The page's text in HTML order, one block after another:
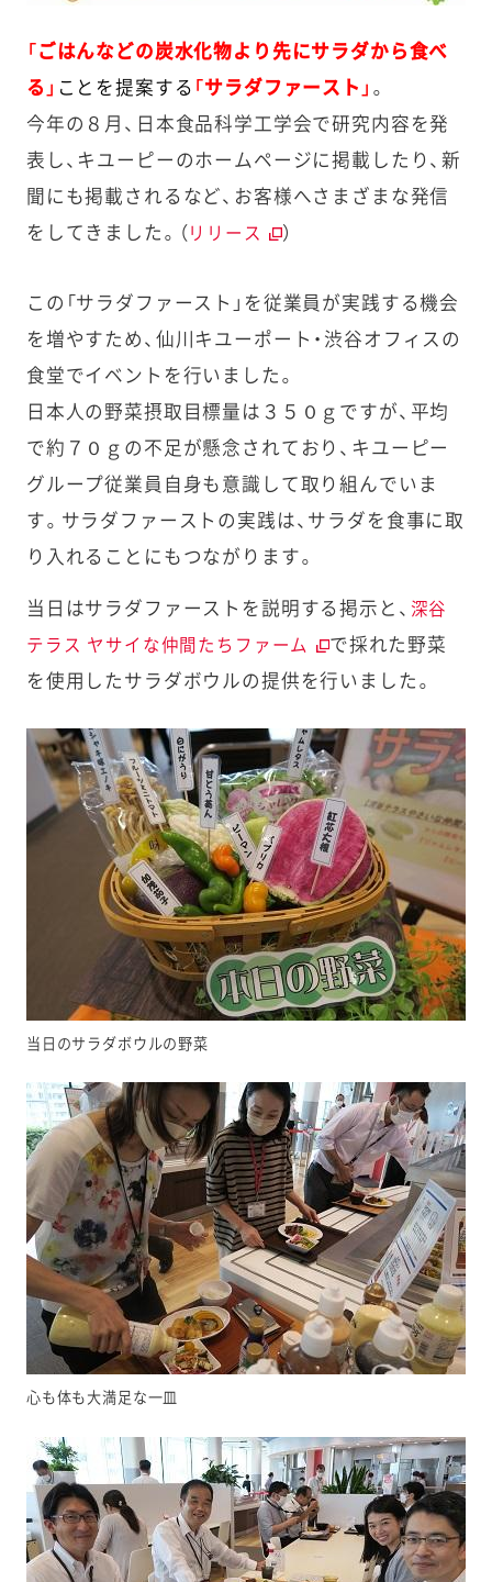
「ごはんなどの炭水化物より先にサラダから食べ
る」 ことを提案する 「サラダファースト」 。
今年の８月、日本食品科学工学会で研究内容を発
表し、キユーピーのホームページに掲載したり、新
聞にも掲載されるなど、お客様へさまざまな発信
をしてきました。（リリース ）
この「サラダファースト」を従業員が実践する機会
を増やすため、仙川キユーポート・渋谷オフィスの
食堂でイベントを行いました。
日本人の野菜摂取目標量は３５０ｇですが、平均
で約７０ｇの不足が懸念されており、キユーピー
グループ従業員自身も意識して取り組んでいま
す。サラダファーストの実践は、サラダを食事に取
り入れることにもつながります。
当日はサラダファーストを説明する掲示と、 深谷
テラス ヤサイな仲間たちファーム
で採れた野菜
を使用したサラダボウルの提供を行いました。
当日のサラダボウルの野菜
心も体も大満足な一皿